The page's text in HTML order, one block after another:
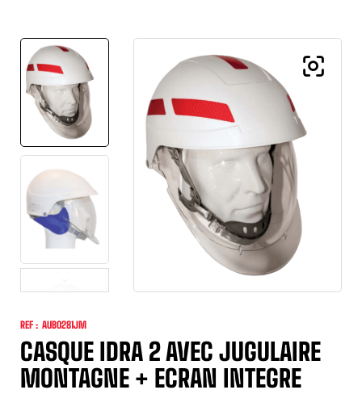
REF : AUB0281JM
CASQUE IDRA 2 AVEC JUGULAIRE
MONTAGNE + ECRAN INTEGRE